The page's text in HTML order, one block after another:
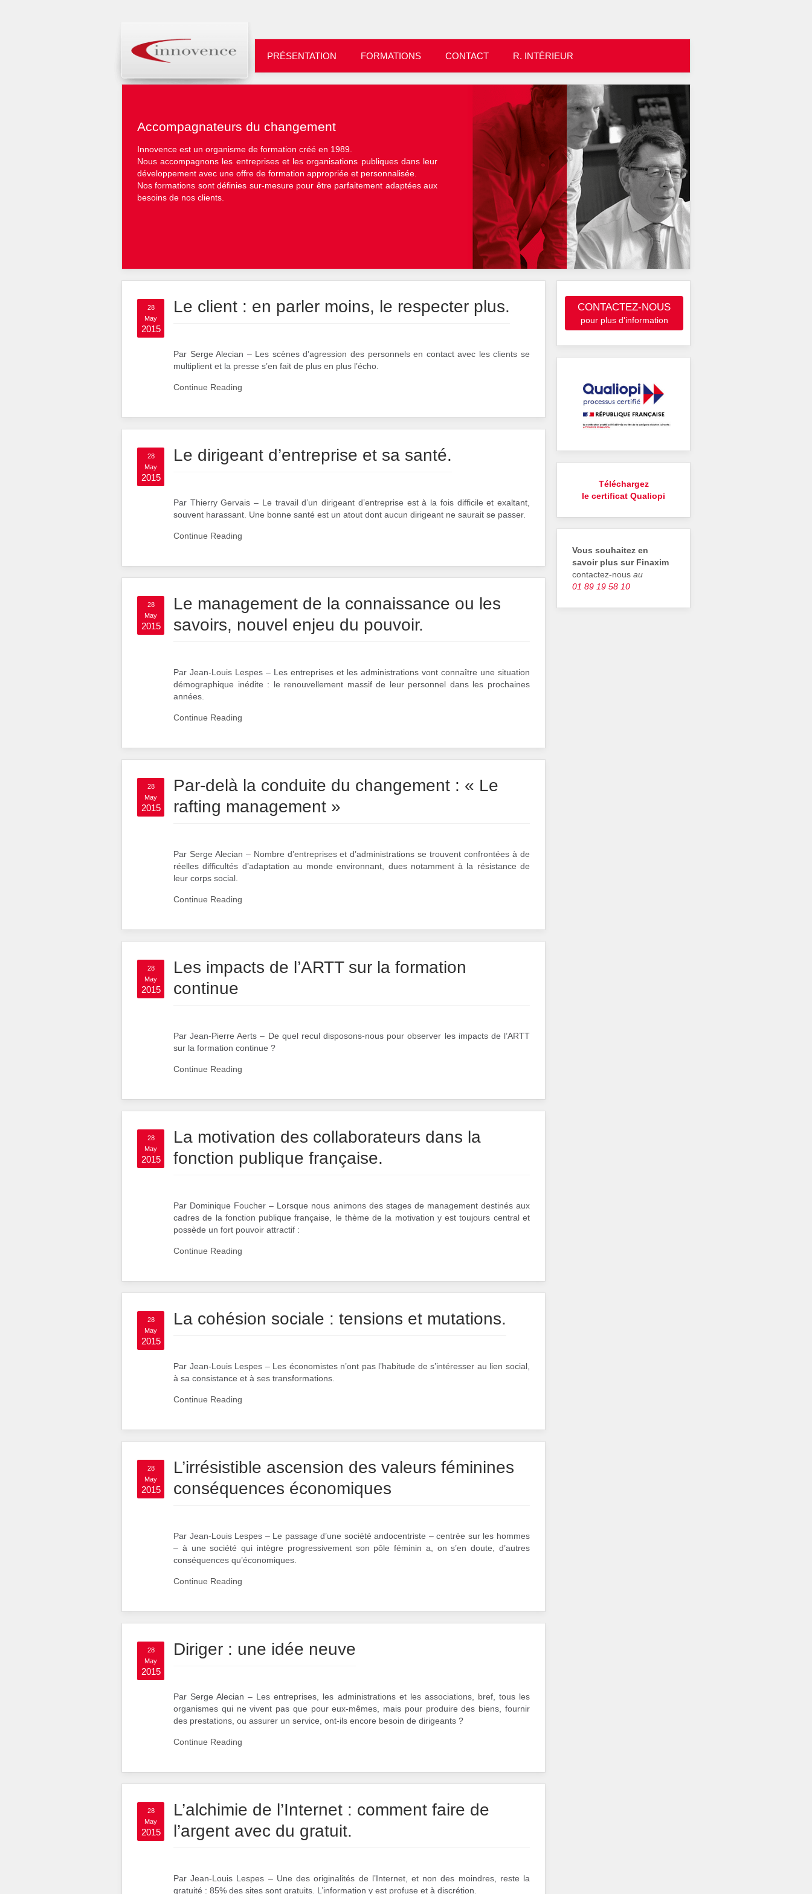
PRÉSENTATION FORMATIONS CONTACT R. INTÉRIEUR
Accompagnateurs du changement
Innovence est un organisme de formation créé en 1989.
Nous accompagnons les entreprises et les organisations publiques dans leur
développement avec une offre de formation appropriée et personnalisée.
Nos formations sont définies sur-mesure pour être parfaitement adaptées aux
besoins de nos clients.
28
May
2015
Le client : en parler moins, le respecter plus.
Par Serge Alecian – Les scènes d’agression des personnels en contact avec les clients se
multiplient et la presse s’en fait de plus en plus l’écho.
Continue Reading
28
May
2015
Le dirigeant d’entreprise et sa santé.
Par Thierry Gervais – Le travail d’un dirigeant d’entreprise est à la fois difficile et exaltant,
souvent harassant. Une bonne santé est un atout dont aucun dirigeant ne saurait se passer.
Continue Reading
28
May
2015
Le management de la connaissance ou les
savoirs, nouvel enjeu du pouvoir.
Par Jean-Louis Lespes – Les entreprises et les administrations vont connaître une situation
démographique inédite : le renouvellement massif de leur personnel dans les prochaines
années.
Continue Reading
28
May
2015
Par-delà la conduite du changement : « Le
rafting management »
Par Serge Alecian – Nombre d’entreprises et d’administrations se trouvent confrontées à de
réelles difficultés d’adaptation au monde environnant, dues notamment à la résistance de
leur corps social.
Continue Reading
28
May
2015
Les impacts de l’ARTT sur la formation
continue
Par Jean-Pierre Aerts – De quel recul disposons-nous pour observer les impacts de l’ARTT
sur la formation continue ?
Continue Reading
28
May
2015
La motivation des collaborateurs dans la
fonction publique française.
Par Dominique Foucher – Lorsque nous animons des stages de management destinés aux
cadres de la fonction publique française, le thème de la motivation y est toujours central et
possède un fort pouvoir attractif :
Continue Reading
28
May
2015
La cohésion sociale : tensions et mutations.
Par Jean-Louis Lespes – Les économistes n’ont pas l’habitude de s’intéresser au lien social,
à sa consistance et à ses transformations.
Continue Reading
28
May
2015
L’irrésistible ascension des valeurs féminines
conséquences économiques
Par Jean-Louis Lespes – Le passage d’une société andocentriste – centrée sur les hommes
– à une société qui intègre progressivement son pôle féminin a, on s’en doute, d’autres
conséquences qu’économiques.
Continue Reading
28
May
2015
Diriger : une idée neuve
Par Serge Alecian – Les entreprises, les administrations et les associations, bref, tous les
organismes qui ne vivent pas que pour eux-mêmes, mais pour produire des biens, fournir
des prestations, ou assurer un service, ont-ils encore besoin de dirigeants ?
Continue Reading
28
May
2015
L’alchimie de l’Internet : comment faire de
l’argent avec du gratuit.
Par Jean-Louis Lespes – Une des originalités de l’Internet, et non des moindres, reste la
gratuité : 85% des sites sont gratuits. L’information y est profuse et à discrétion.
CONTACTEZ-NOUS
pour plus d'information
Téléchargez
le certificat Qualiopi
Vous souhaitez en
savoir plus sur Finaxim
contactez‑nous au
01 89 19 58 10